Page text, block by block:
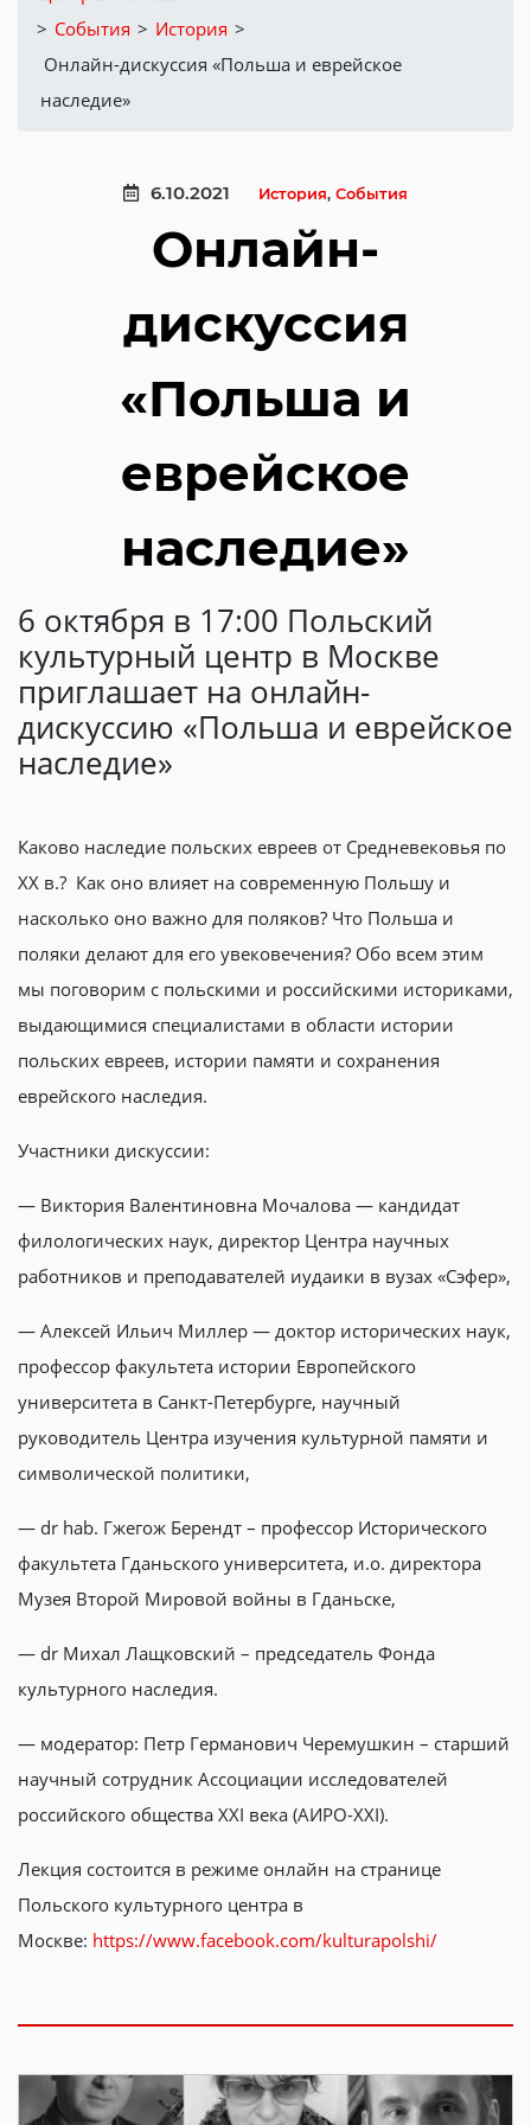
> События > История >
Онлайн-дискуссия «Польша и еврейское
наследие»
6.10.2021 История, События
Онлайн-
дискуссия
«Польша и
еврейское
наследие»
6 октября в 17:00 Польский
культурный центр в Москве
приглашает на онлайн-
дискуссию «Польша и еврейское
наследие»
Каково наследие польских евреев от Средневековья по
XX в.? Как оно влияет на современную Польшу и
насколько оно важно для поляков? Что Польша и
поляки делают для его увековечения? Обо всем этим
мы поговорим с польскими и российскими историками,
выдающимися специалистами в области истории
польских евреев, истории памяти и сохранения
еврейского наследия.
Участники дискуссии:
— Виктория Валентиновна Мочалова — кандидат
филологических наук, директор Центра научных
работников и преподавателей иудаики в вузах «Сэфер»,
— Алексей Ильич Миллер — доктор исторических наук,
профессор факультета истории Европейского
университета в Санкт-Петербурге, научный
руководитель Центра изучения культурной памяти и
символической политики,
— dr hab. Гжегож Берендт – профессор Исторического
факультета Гданьского университета, и.о. директора
Музея Второй Мировой войны в Гданьске,
— dr Михал Лащковский – председатель Фонда
культурного наследия.
— модератор: Петр Германович Черемушкин – старший
научный сотрудник Ассоциации исследователей
российского общества XXI века (АИРО-XXI).
Лекция состоится в режиме онлайн на странице
Польского культурного центра в
Москве: https://www.facebook.com/kulturapolshi/